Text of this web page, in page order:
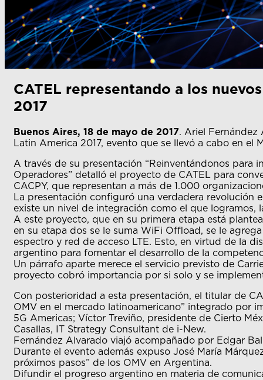
CATEL representando a los
2017
Buenos Aires, 18 de mayo de 2017. Ariel Fernández
Latin America 2017, evento que se llevó a cabo en el
A través de su presentación “Reinventándonos para
Operadores” detalló el proyecto de CATEL para
CACPY, que representan a más de 1.000
La presentación configuró una verdadera revolución
existe un nivel de integración como el que logramos,
A este proyecto, que en su primera etapa está
en su etapa dos se le suma WiFi Offload, se le
espectro y red de acceso LTE. Esto, en virtud de la
argentino para fomentar el desarrollo de la
Un párrafo aparte merece el servicio previsto de
proyecto cobró importancia por si solo y se
Con posterioridad a esta presentación, el titular de
OMV en el mercado latinoamericano” integrado por
5G Americas; Víctor Treviño, presidente de Cierto
Casallas, IT Strategy Consultant de i-New.
Fernández Alvarado viajó acompañado por Edgar
Durante el evento además expuso José María
próximos pasos” de los OMV en Argentina.
Difundir el progreso argentino en materia de